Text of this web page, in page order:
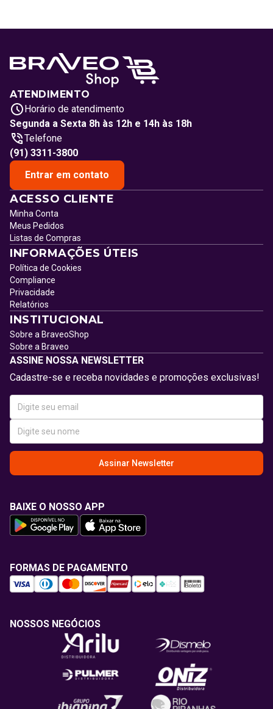
ATENDIMENTO
Horário de atendimento
Segunda a Sexta 8h às 12h e 14h às 18h
Telefone
(91) 3311-3800
Entrar em contato
ACESSO CLIENTE
Minha Conta
Meus Pedidos
Listas de Compras
INFORMAÇÕES ÚTEIS
Política de Cookies
Compliance
Privacidade
Relatórios
INSTITUCIONAL
Sobre a BraveoShop
Sobre a Braveo
ASSINE NOSSA NEWSLETTER
Cadastre-se e receba novidades e promoções exclusivas!
Assinar Newsletter
BAIXE O NOSSO APP
FORMAS DE PAGAMENTO
NOSSOS NEGÓCIOS